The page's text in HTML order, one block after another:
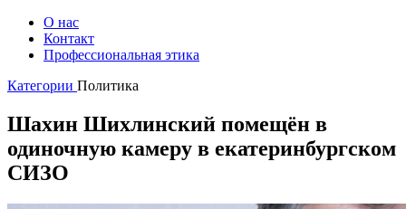
О нас
Контакт
Профессиональная этика
Категории Политика
Шахин Шихлинский помещён в
одиночную камеру в екатеринбургском
СИЗО